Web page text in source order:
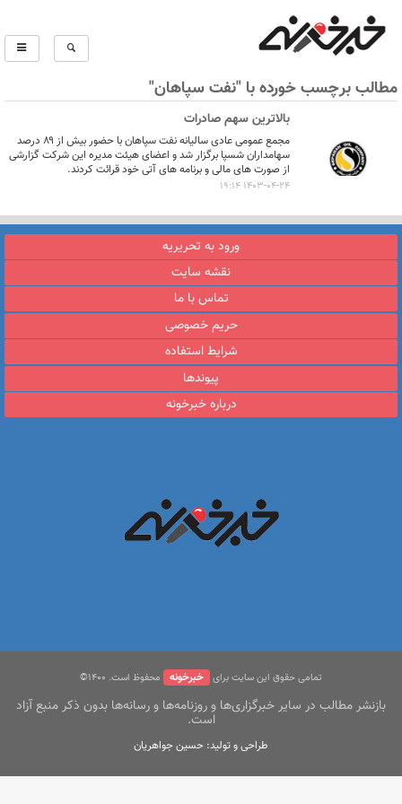
مطالب برچسب خورده با "نفت سپاهان"
بالاترین سهم صادرات
مجمع عمومی عادی سالیانه نفت سپاهان با حضور بیش از ۸۹ درصد
سهامداران شسپا برگزار شد و اعضای هیئت مدیره این شرکت گزارشی
از صورت های مالی و برنامه های آتی خود قرائت کردند.
1403-04-24 19:14
ورود به تحریریه
نقشه سایت
تماس با ما
حریم خصوصی
شرایط استفاده
پیوندها
درباره خبرخونه
تمامی حقوق این سایت برای خبرخونه محفوظ است. ۱400©
بازنشر مطالب در سایر خبرگزاری‌ها و روزنامه‌ها و رسانه‌ها بدون ذکر منبع آزاد
است.
طراحی و تولید: حسین جواهریان